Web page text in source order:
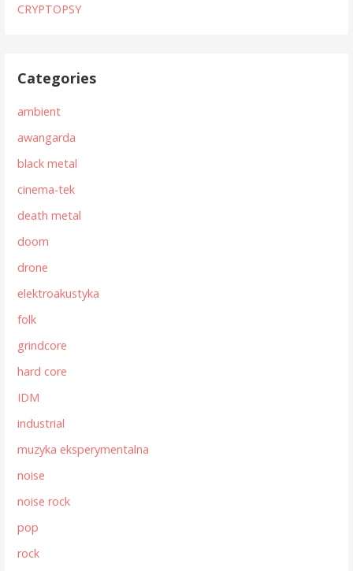
CRYPTOPSY
Categories
ambient
awangarda
black metal
cinema-tek
death metal
doom
drone
elektroakustyka
folk
grindcore
hard core
IDM
industrial
muzyka eksperymentalna
noise
noise rock
pop
rock